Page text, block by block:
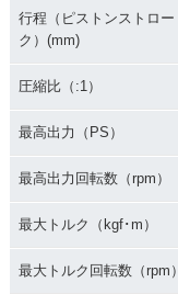
行程（ピストンストロー
ク）(mm)
圧縮比（:1）
最高出力（PS）
最高出力回転数（rpm）
最大トルク（kgf･m）
最大トルク回転数（rpm）